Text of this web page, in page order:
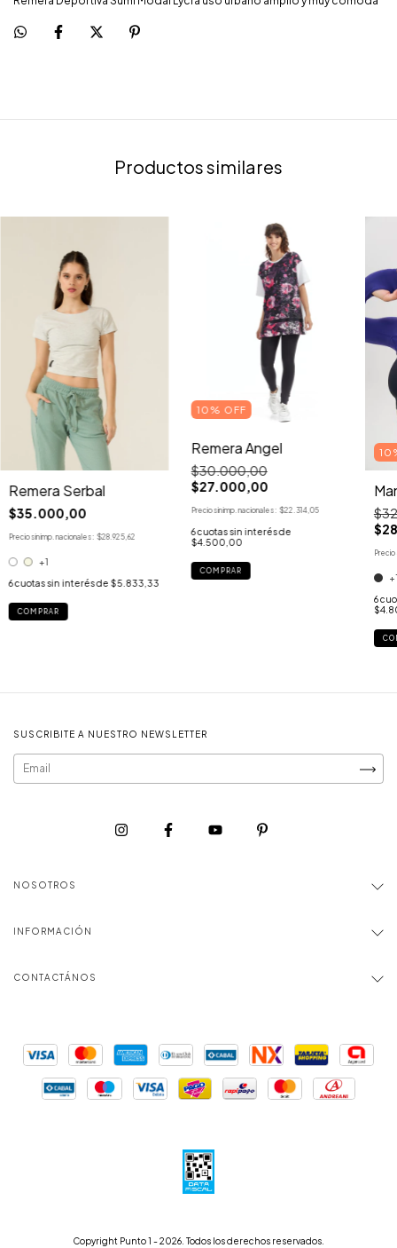
Productos similares
Remera Serbal
$35.000,00
Precio sin imp. nacionales: $28.925,62
+1
6cuotas sin interés de $5.833,33
COMPRAR
10% OFF
Remera Angel
$30.000,00
$27.000,00
Precio sin imp. nacionales: $22.314,05
6cuotas sin interés de
$4.500,00
COMPRAR
6
SUSCRIBITE A NUESTRO NEWSLETTER
NOSOTROS
INFORMACIÓN
CONTACTÁNOS
Copyright Punto 1 - 2026. Todos los derechos reservados.